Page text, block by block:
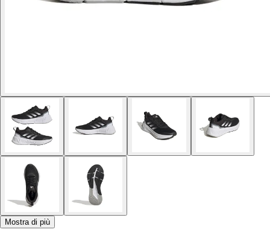
Mostra di più